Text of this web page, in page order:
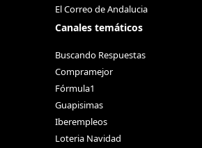
El Correo de Andalucia
Canales temáticos
Buscando Respuestas
Compramejor
Fórmula1
Guapisimas
Iberempleos
Loteria Navidad